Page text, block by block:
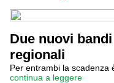
Due nuovi
regionali
Per entrambi la scadenza
continua a leggere